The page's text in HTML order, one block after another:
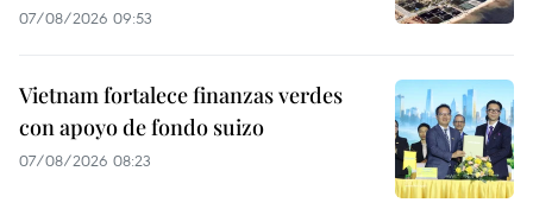
07/08/2026 09:53
Vietnam fortalece finanzas verdes
con apoyo de fondo suizo
07/08/2026 08:23